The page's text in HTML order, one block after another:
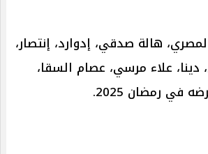
هالة صدقي، إدوارد، إنتصار،
علاء مرسي، عصام السقا،
رمضان 2025.